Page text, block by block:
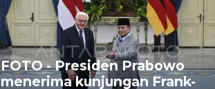
FOTO - Presiden Prabowo
menerima kunjungan Frank-